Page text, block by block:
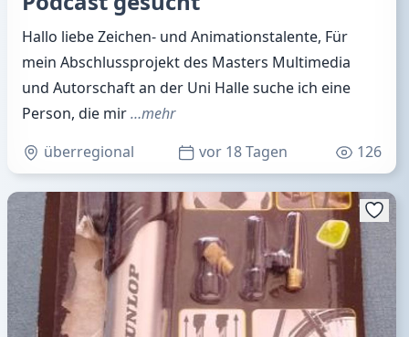
Hallo liebe Zeichen- und Animationstalente, Für
mein Abschlussprojekt des Masters Multimedia
und Autorschaft an der Uni Halle suche ich eine
Person, die mir…mehr
überregional
vor 18 Tagen 126